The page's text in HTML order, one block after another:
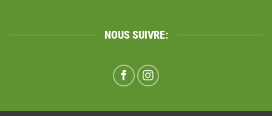
NOUS SUIVRE: